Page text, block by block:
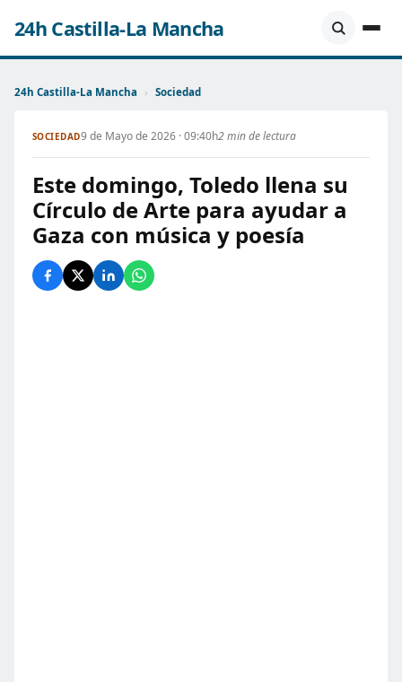
24h Castilla-La Mancha
24h Castilla-La Mancha › Sociedad
SOCIEDAD9 de Mayo de 2026 · 09:40h2 min de lectura
Este domingo, Toledo llena su
Círculo de Arte para ayudar a
Gaza con música y poesía